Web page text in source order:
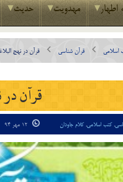
اطهار مهدویت حدیث
اسلامی قرآن شناسی قرآن در نهج
قرآن در
,کتب اسلامی,کلام جاودان